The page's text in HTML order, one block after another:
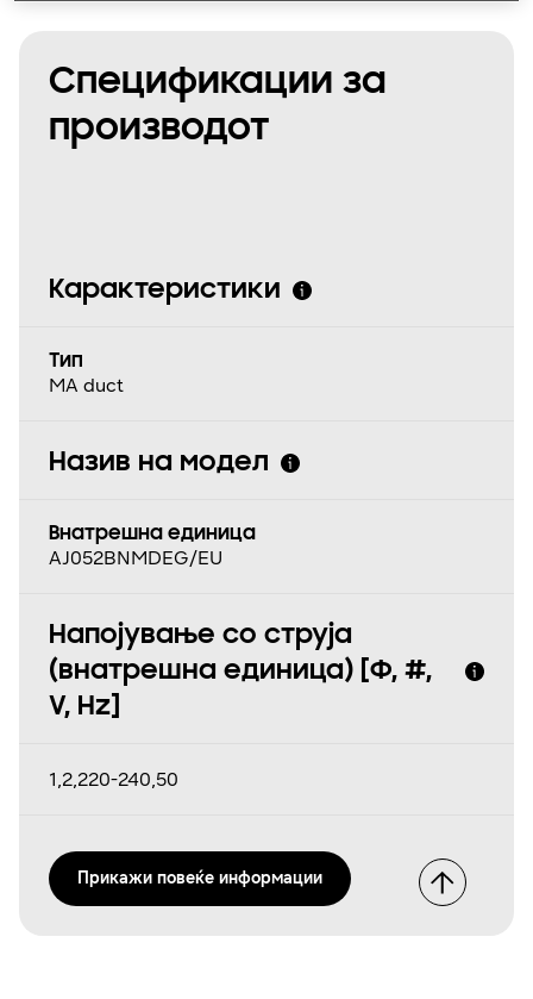
Спецификации за
производот
Карактеристики
Tип
MA duct
Назив на модел
Внатрешна единица
AJ052BNMDEG/EU
Напојување со струја
(внатрешна единица) [Φ, #,
V, Hz]
1,2,220-240,50
Прикажи повеќе информации